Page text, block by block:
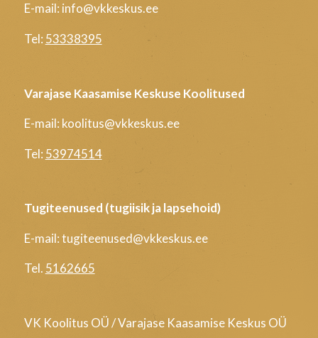
E-mail: info@vkkeskus.ee
Tel: 53338395
Varajase Kaasamise Keskuse Koolitused
E-mail: koolitus@vkkeskus.ee
Tel: 53974514
Tugiteenused (tugiisik ja lapsehoid)
E-mail: tugiteenused@vkkeskus.ee
Tel. 5162665
VK Koolitus OÜ / Varajase Kaasamise Keskus OÜ